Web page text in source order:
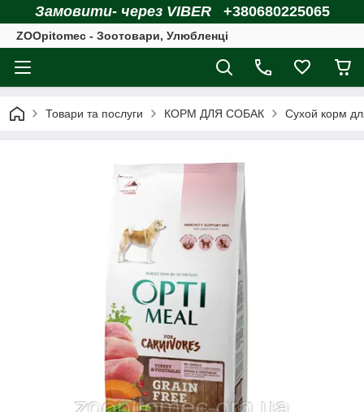
Замовити- через VIBER +380680225065
ZOOpitomec - Зоотовари, Улюбленці
Товари та послуги КОРМ ДЛЯ СОБАК Сухой корм